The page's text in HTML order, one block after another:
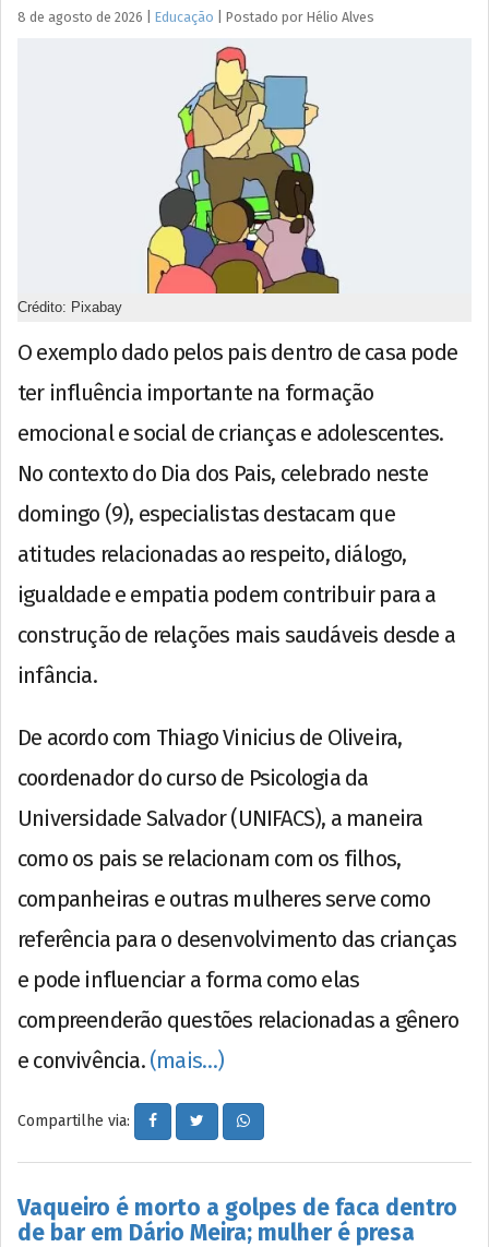
8 de agosto de 2026 Educação Postado por Hélio Alves
Crédito: Pixabay
O exemplo dado pelos pais dentro de casa pode
ter influência importante na formação
emocional e social de crianças e adolescentes.
No contexto do Dia dos Pais, celebrado neste
domingo (9), especialistas destacam que
atitudes relacionadas ao respeito, diálogo,
igualdade e empatia podem contribuir para a
construção de relações mais saudáveis desde a
infância.
De acordo com Thiago Vinicius de Oliveira,
coordenador do curso de Psicologia da
Universidade Salvador (UNIFACS), a maneira
como os pais se relacionam com os filhos,
companheiras e outras mulheres serve como
referência para o desenvolvimento das crianças
e pode influenciar a forma como elas
compreenderão questões relacionadas a gênero
e convivência. (mais…)
Compartilhe via:
Vaqueiro é morto a golpes de faca dentro
de bar em Dário Meira; mulher é presa